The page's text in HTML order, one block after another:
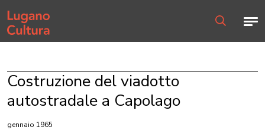
Home page
Costruzione del viadotto
autostradale a Capolago
gennaio 1965